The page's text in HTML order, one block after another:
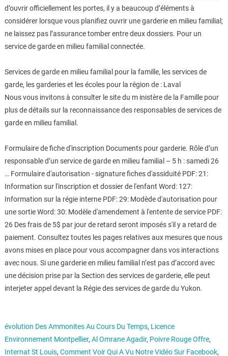
d’ouvrir officiellement les portes, il y a beaucoup d’éléments à
considérer lorsque vous planifiez ouvrir une garderie en milieu familial;
ne laissez pas l’assurance tomber entre deux dossiers. Pour un
service de garde en milieu familial connectée.
Services de garde en milieu familial pour la famille, les services de
garde, les garderies et les écoles pour la région de : Laval
Nous vous invitons à consulter le site du m inistère de la Famille pour
plus de détails sur la reconnaissance des responsables de services de
garde en milieu familial.
Formulaire de fiche d'inscription Documents pour garderie. Rôle d’un
responsable d’un service de garde en milieu familial – 5 h : samedi 26
… Formulaire d'autorisation - signature fiches d'assiduité PDF: 21:
Information sur l'inscription et dossier de l'enfant Word: 127:
Information sur la régie interne PDF: 29: Modède d'autorisation pour
une sortie Word: 30: Modèle d'amendement à l'entente de service PDF:
26 Des frais de 5$ par jour de retard seront imposés s'il y a retard de
paiement. Consultez toutes les pages relatives aux mesures que nous
avons mises en place pour vous accompagner dans vos interactions
avec nous. Si une garderie en milieu familial n’est pas d’accord avec
une décision prise par la Section des services de garderie, elle peut
interjeter appel devant la Régie des services de garde du Yukon.
évolution Des Ammonites Au Cours Du Temps, Licence
Environnement Montpellier, Al Omrane Agadir, Poivre Rouge Offre,
Internat St Louis, Comment Voir Qui A Vu Notre Vidéo Sur Facebook,